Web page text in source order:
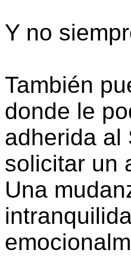
Y no
También
donde le
adherida al
solicitar un
Una